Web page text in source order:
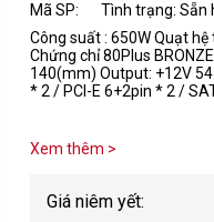
Mã SP:
Tình trạng: Sẵn
Công suất : 650W Quạt
Chứng chỉ 80Plus
140(mm) Output: +12V
* 2 / PCI-E 6+2pin * 2 /
Xem thêm >
Giá niêm yết: